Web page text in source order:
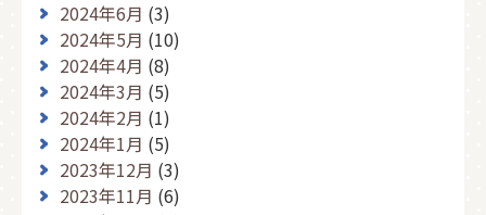
2024年6月 (3)
2024年5月 (10)
2024年4月 (8)
2024年3月 (5)
2024年2月 (1)
2024年1月 (5)
2023年12月 (3)
2023年11月 (6)